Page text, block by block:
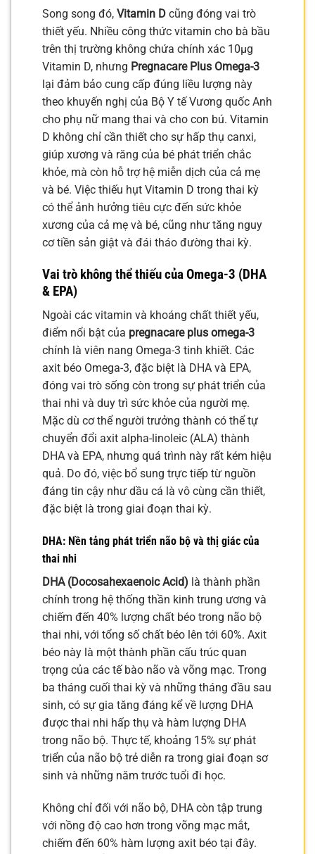
Song song đó, Vitamin D cũng đóng vai trò
thiết yếu. Nhiều công thức vitamin cho bà bầu
trên thị trường không chứa chính xác 10µg
Vitamin D, nhưng Pregnacare Plus Omega-3
lại đảm bảo cung cấp đúng liều lượng này
theo khuyến nghị của Bộ Y tế Vương quốc Anh
cho phụ nữ mang thai và cho con bú. Vitamin
D không chỉ cần thiết cho sự hấp thụ canxi,
giúp xương và răng của bé phát triển chắc
khỏe, mà còn hỗ trợ hệ miễn dịch của cả mẹ
và bé. Việc thiếu hụt Vitamin D trong thai kỳ
có thể ảnh hưởng tiêu cực đến sức khỏe
xương của cả mẹ và bé, cũng như tăng nguy
cơ tiền sản giật và đái tháo đường thai kỳ.
Vai trò không thể thiếu của Omega-3 (DHA
& EPA)
Ngoài các vitamin và khoáng chất thiết yếu,
điểm nổi bật của pregnacare plus omega-3
chính là viên nang Omega-3 tinh khiết. Các
axit béo Omega-3, đặc biệt là DHA và EPA,
đóng vai trò sống còn trong sự phát triển của
thai nhi và duy trì sức khỏe của người mẹ.
Mặc dù cơ thể người trưởng thành có thể tự
chuyển đổi axit alpha-linoleic (ALA) thành
DHA và EPA, nhưng quá trình này rất kém hiệu
quả. Do đó, việc bổ sung trực tiếp từ nguồn
đáng tin cậy như dầu cá là vô cùng cần thiết,
đặc biệt là trong giai đoạn thai kỳ.
DHA: Nền tảng phát triển não bộ và thị giác của
thai nhi
DHA (Docosahexaenoic Acid) là thành phần
chính trong hệ thống thần kinh trung ương và
chiếm đến 40% lượng chất béo trong não bộ
thai nhi, với tổng số chất béo lên tới 60%. Axit
béo này là một thành phần cấu trúc quan
trọng của các tế bào não và võng mạc. Trong
ba tháng cuối thai kỳ và những tháng đầu sau
sinh, có sự gia tăng đáng kể về lượng DHA
được thai nhi hấp thụ và hàm lượng DHA
trong não bộ. Thực tế, khoảng 15% sự phát
triển của não bộ trẻ diễn ra trong giai đoạn sơ
sinh và những năm trước tuổi đi học.
Không chỉ đối với não bộ, DHA còn tập trung
với nồng độ cao hơn trong võng mạc mắt,
chiếm đến 60% hàm lượng axit béo tại đây.